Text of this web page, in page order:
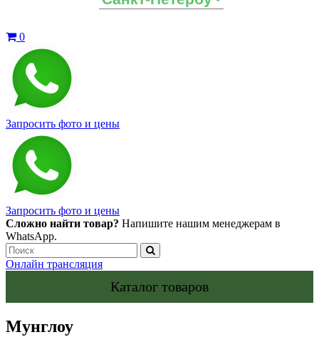
0
Запросить фото и цены
Запросить фото и цены
Сложно найти товар? Напишите нашим менеджерам в
WhatsApp.
Онлайн трансляция
Каталог товаров
Мунглоу